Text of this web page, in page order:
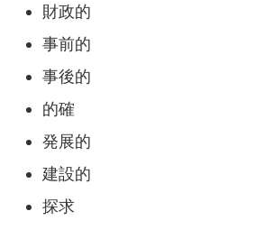
財政的
事前的
事後的
的確
発展的
建設的
探求